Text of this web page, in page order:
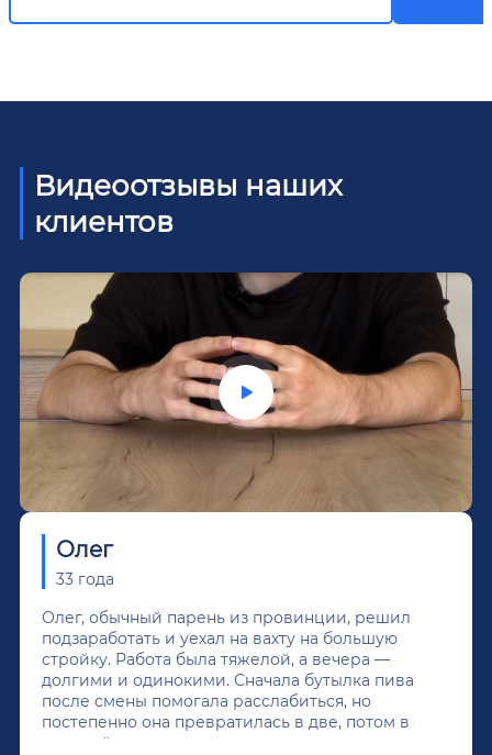
Видеоотзывы наших
клиентов
Олег
33 года
Олег, обычный парень из провинции, решил
подзаработать и уехал на вахту на большую
стройку. Работа была тяжелой, а вечера —
долгими и одинокими. Сначала бутылка пива
после смены помогала расслабиться, но
постепенно она превратилась в две, потом в
крепкий алкоголь, и вот он уже пил почти